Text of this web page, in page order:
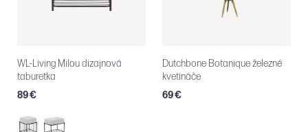
WL-Living Milou dizajnová
taburetka
89 €
Dutchbone Botanique železné
kvetináče
69 €